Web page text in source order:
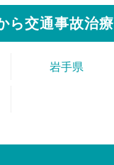
ら交通事故治
岩手県